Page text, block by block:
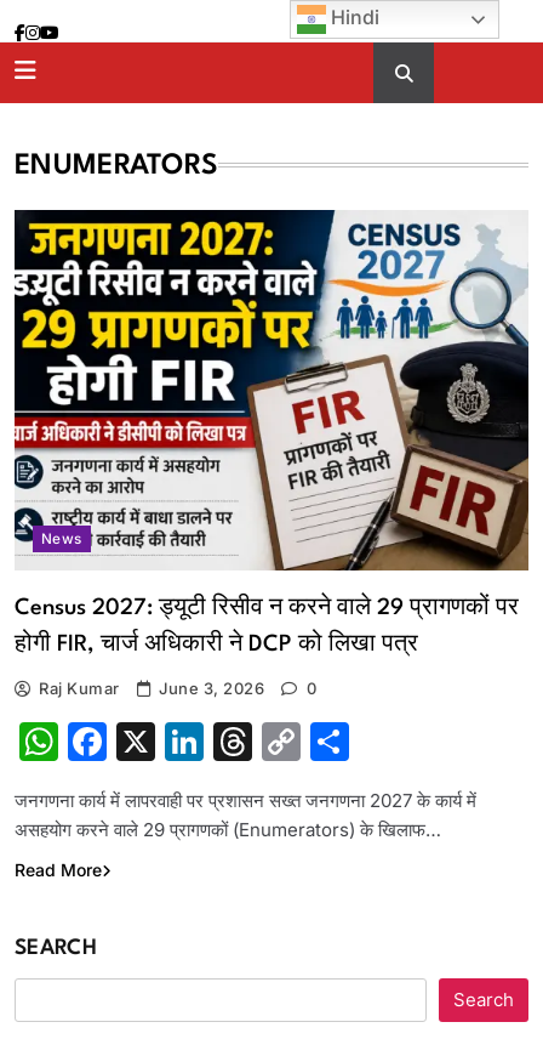
to
content
ENUMERATORS
News
Census 2027: ड्यूटी रिसीव न करने वाले 29 प्रागणकों पर
होगी FIR, चार्ज अधिकारी ने DCP को लिखा पत्र
Raj Kumar June 3, 2026 0
WhatsApp
Facebook
X LinkedIn
Threads
Copy
जनगणना कार्य में लापरवाही पर प्रशासन सख्त जनगणना 2027 के कार्य में
असहयोग करने वाले 29 प्रागणकों (Enumerators) के खिलाफ…
Read More
SEARCH
Search
Hindi